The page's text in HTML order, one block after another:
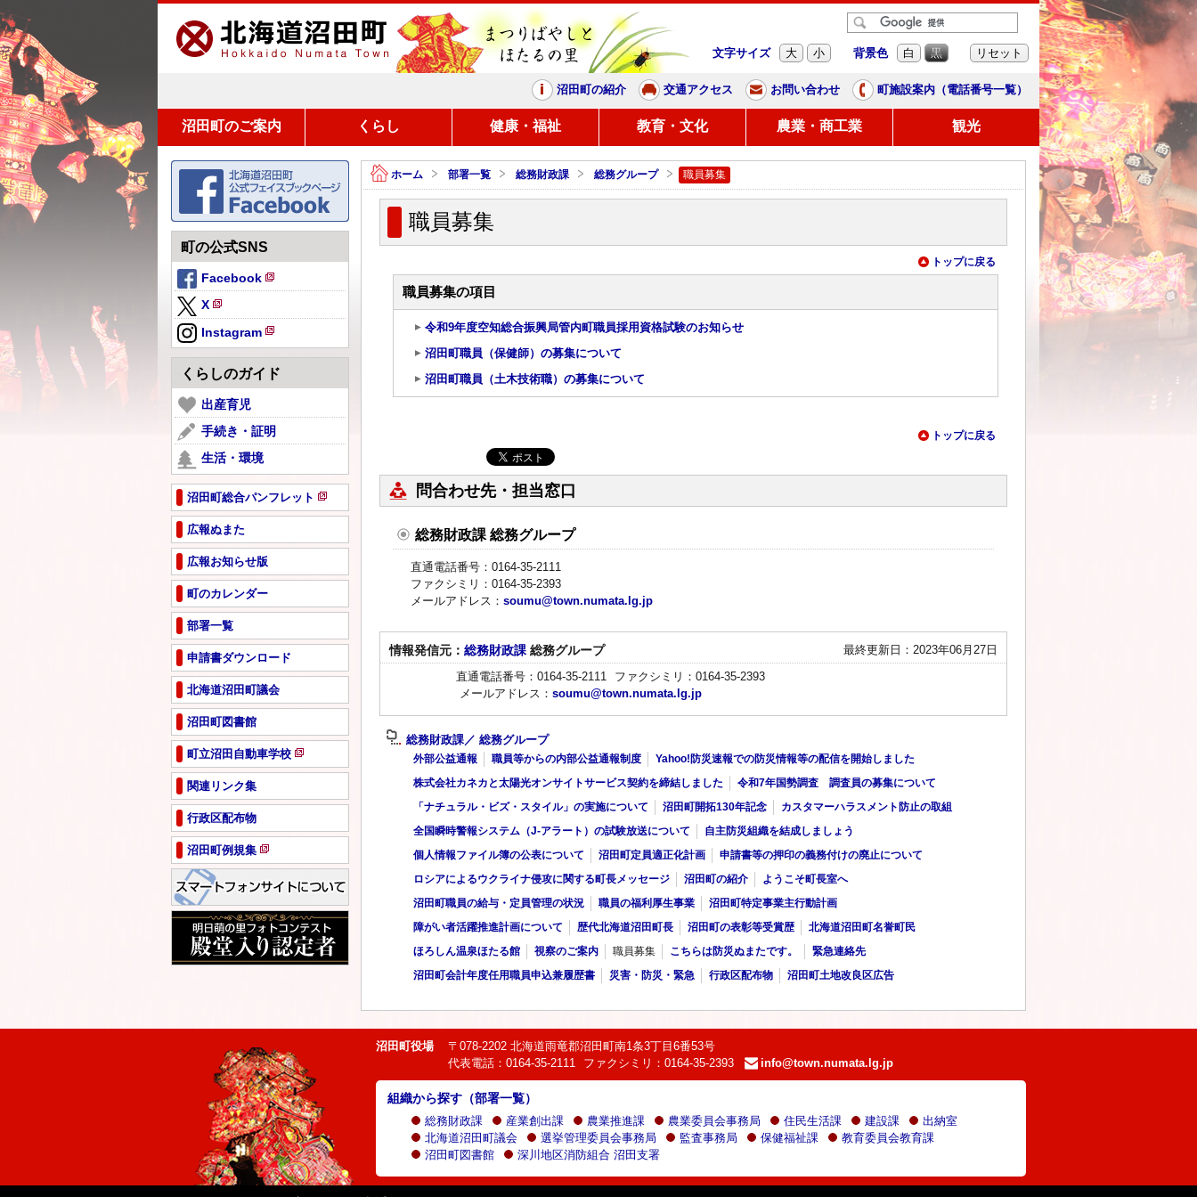
まつりばやしと、ほたるの里
文字サイズ 大 小 背景色 白 黒 リセット
沼田町の紹介 交通アクセス お問い合わせ 町施設案内（電話番号一覧）
沼田町のご案内 くらし 健康・福祉 教育・文化 農業・商工業 観光
ホーム 部署一覧 総務財政課 総務グループ 職員募集
職員募集
トップに戻る
職員募集の項目
令和9年度空知総合振興局管内町職員採用資格試験のお知らせ
沼田町職員（保健師）の募集について
沼田町職員（土木技術職）の募集について
トップに戻る
問合わせ先・担当窓口
総務財政課 総務グループ
直通電話番号：0164-35-2111
ファクシミリ：0164-35-2393
メールアドレス： soumu@town.numata.lg.jp
最終更新日：2023年06月27日
情報発信元： 総務財政課 総務グループ
直通電話番号：0164-35-2111
ファクシミリ：0164-35-2393
メールアドレス： soumu@town.numata.lg.jp
総務財政課／ 総務グループ
外部公益通報 職員等からの内部公益通報制度 Yahoo!防災速報での防災情報等の配信を開始しました
株式会社カネカと太陽光オンサイトサービス契約を締結しました 令和7年国勢調査 調査員の募集について
「ナチュラル・ビズ・スタイル」の実施について 沼田町開拓130年記念 カスタマーハラスメント防止の取組
全国瞬時警報システム（J-アラート）の試験放送について 自主防災組織を結成しましょう
個人情報ファイル簿の公表について 沼田町定員適正化計画 申請書等の押印の義務付けの廃止について
ロシアによるウクライナ侵攻に関する町長メッセージ 沼田町の紹介 ようこそ町長室へ
沼田町職員の給与・定員管理の状況 職員の福利厚生事業 沼田町特定事業主行動計画
障がい者活躍推進計画について 歴代北海道沼田町長 沼田町の表彰等受賞歴 北海道沼田町名誉町民
ほろしん温泉ほたる館 視察のご案内 職員募集 こちらは防災ぬまたです。 緊急連絡先
沼田町会計年度任用職員申込兼履歴書 災害・防災・緊急 行政区配布物 沼田町土地改良区広告
町の公式SNS
Facebook
新
ペ
ー
ジ
で
き
ま
X
新
規
ペ
ー
ジ
で
開
き
す
Instagram
新
規
ペ
ジ
で
き
ま
す
くらしのガイド
出産育児
手続き・証明
生活・環境
沼田町総合パンフレット
新
ペ
ジ
開
ま
広報ぬまた
広報お知らせ版
町のカレンダー
部署一覧
申請書ダウンロード
北海道沼田町議会
沼田町図書館
町立沼田自動車学校
新
ペ
ジ
開
き
ま
す
関連リンク集
行政区配布物
沼田町例規集
新
規
ー
ジ
で
開
沼田町役場
〒078-2202 北海道雨竜郡沼田町南1条3丁目6番53号
代表電話：0164-35-2111
ファクシミリ：0164-35-2393
e-
mail：
info@town.numata.lg.jp
組織から探す（部署一覧）
総務財政課 産業創出課 農業推進課 農業委員会事務局 住民生活課 建設課
出納室
北海道沼田町議会
選挙管理委員会事務局 監査事務局 保健福祉課
教育委員会教育課
沼田町図書館
深川地区消防組合 沼田支署